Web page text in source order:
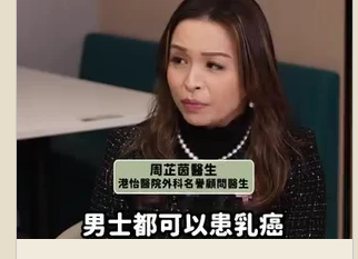
何國樑醫生
醫生 麥偉傑醫生 心臟科
袁明慧醫生 冼嘉玲醫生